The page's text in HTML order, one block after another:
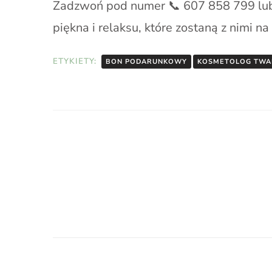
Zadzwoń pod numer 📞 607 858 799
piękna i relaksu, które zostaną z nimi
ETYKIETY: BON PODARUNKOWY KOSMETOLOG